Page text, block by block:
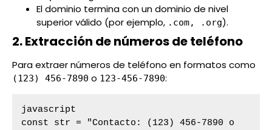
El dominio termina con un dominio de nivel
superior válido (por ejemplo, .com, .org).
2. Extracción de números de teléfono
Para extraer números de teléfono en formatos como
(123) 456-7890 o 123-456-7890:
javascript
const str = "Contacto: (123) 456-7890 o